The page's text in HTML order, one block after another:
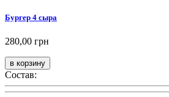
Бургер 4 сыра
280,00 грн
Состав: